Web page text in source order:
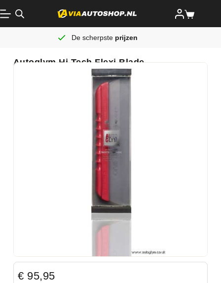
De scherpste prijzen
Autoglym Hi Tech Flexi Blade
€ 95,95